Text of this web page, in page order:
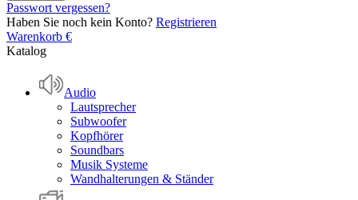
Passwort vergessen?
Haben Sie noch kein Konto? Registrieren
Warenkorb €
Katalog
Audio
Lautsprecher
Subwoofer
Kopfhörer
Soundbars
Musik Systeme
Wandhalterungen & Ständer